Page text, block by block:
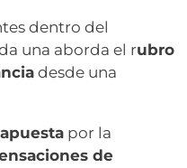
dentro del
una aborda el rubro
desde una
por la
de